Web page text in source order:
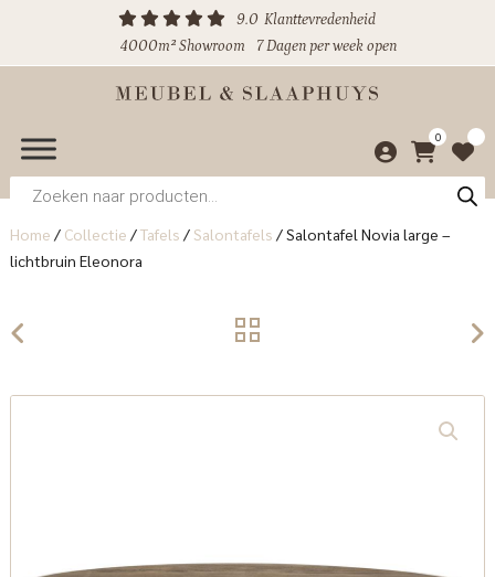
9.0 Klanttevredenheid
4000m² Showroom
7 Dagen per week open
0
Producten
zoeken
Home / Collectie /Tafels / Salontafels /Salontafel Novia large –
lichtbruin Eleonora